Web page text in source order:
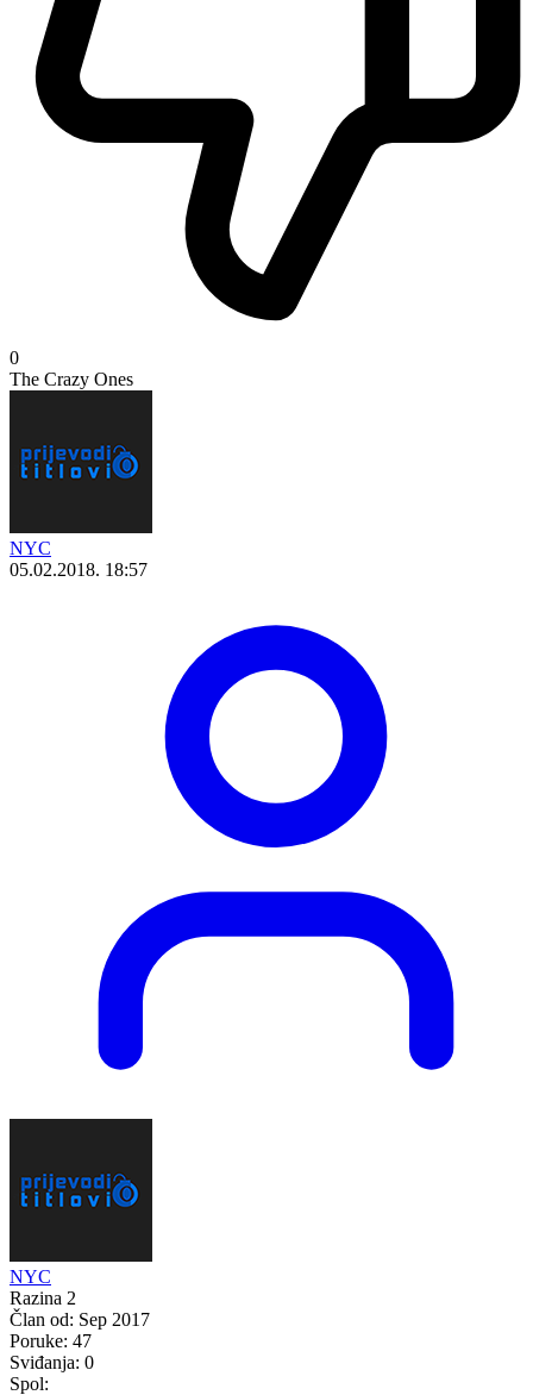
0
The Crazy Ones
NYC
05.02.2018. 18:57
NYC
Razina 2
Član od: Sep 2017
Poruke: 47
Sviđanja: 0
Spol: